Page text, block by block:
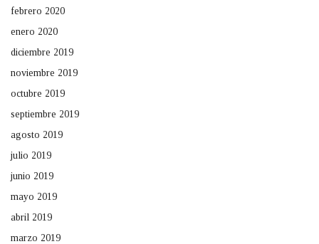
febrero 2020
enero 2020
diciembre 2019
noviembre 2019
octubre 2019
septiembre 2019
agosto 2019
julio 2019
junio 2019
mayo 2019
abril 2019
marzo 2019